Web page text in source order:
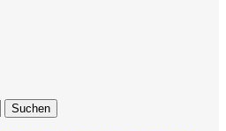
Suchen